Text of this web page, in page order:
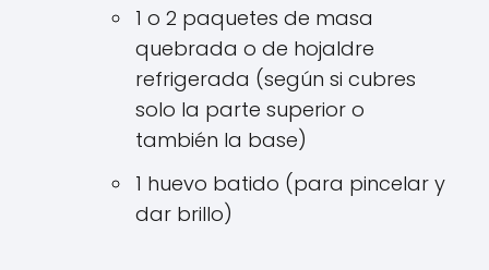
1 o 2 paquetes de masa
quebrada o de hojaldre
refrigerada (según si cubres
solo la parte superior o
también la base)
1 huevo batido (para pincelar y
dar brillo)